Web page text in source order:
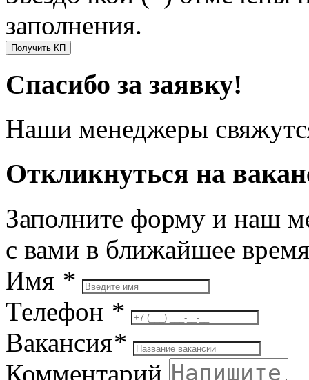
заполнения.
Получить КП
Спасибо за заявку!
Наши менеджеры
Откликнуться на
Заполните форму и наш
с вами в ближайшее время
Имя *
Телефон *
Вакансия*
Комментарий